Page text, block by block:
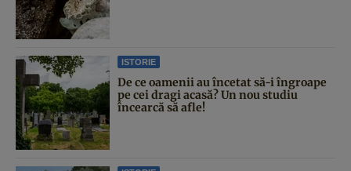
ISTORIE
De ce oamenii au încetat să-i îngroape
pe cei dragi acasă? Un nou studiu
încearcă să afle!